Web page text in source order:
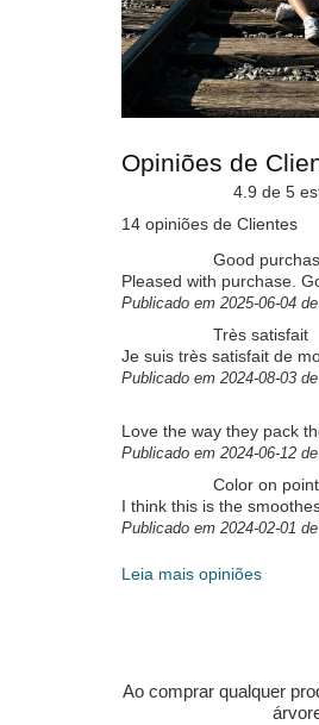
Opiniões de
4.9 de 5
14 opiniões de Clientes
Good
Pleased with purchase.
Publicado em 2025-06-04
Très satisfait
Je suis très satisfait de
Publicado em 2024-08-03
Love the way they pack
Publicado em 2024-06-12
Color on point
I think this is the
Publicado em 2024-02-01
Leia mais opiniões
Ao comprar qualquer